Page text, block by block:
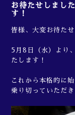
お待たせしまし
す！
皆様、大変お待たせ
5月8日（水）より
たします！
これから本格的に
乗り切っていただ